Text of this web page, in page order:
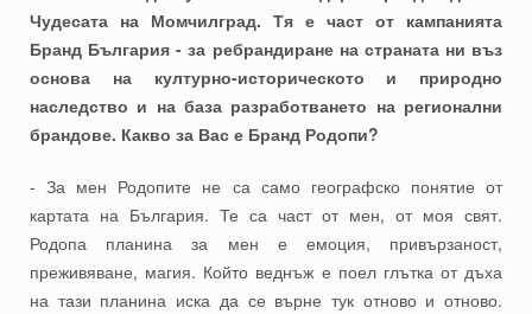
Чудесата на Момчилград. Тя е част от кампанията
Бранд България - за ребрандиране на страната ни въз
основа на културно-историческото и природно
наследство и на база разработването на регионални
брандове. Какво за Вас е Бранд Родопи?
- За мен Родопите не са само географско понятие от
картата на България. Те са част от мен, от моя свят.
Родопа планина за мен е емоция, привързаност,
преживяване, магия. Който веднъж е поел глътка от дъха
на тази планина иска да се върне тук отново и отново.